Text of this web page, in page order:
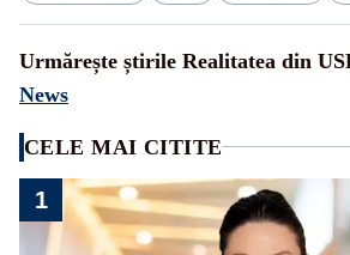
Urmărește știrile Realitatea din
News
CELE MAI CITITE
1